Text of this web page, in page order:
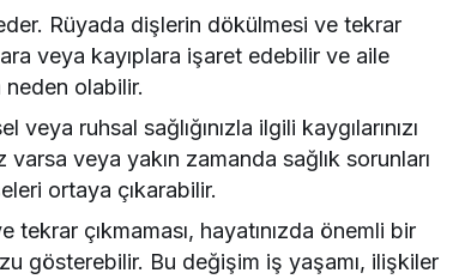
Rüyada dişlerin dökülmesi ve tekrar
veya kayıplara işaret edebilir ve aile
neden olabilir.
ruhsal sağlığınızla ilgili kaygılarınızı
varsa veya yakın zamanda sağlık sorunları
ortaya çıkarabilir.
tekrar çıkmaması, hayatınızda önemli bir
gösterebilir. Bu değişim iş yaşamı, ilişkiler